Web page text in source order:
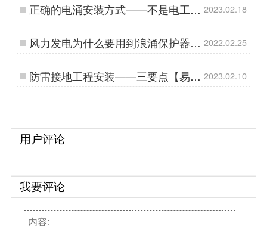
正确的电涌安装方式——不是电工也
要掌握【易造防雷】…
2023.02.18
风力发电为什么要用到浪涌保护器-
来看看专业厂家如何解答【杭州易
造】…
2022.02.25
防雷接地工程安装——三要点【易造
防雷】…
2023.02.10
用户评论
我要评论